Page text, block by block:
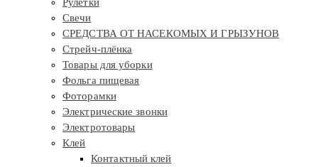
Свечи
СРЕДСТВА ОТ НАСЕКОМЫХ И ГРЫЗУНОВ
Стрейч-плёнка
Товары для уборки
Фольга пищевая
Фоторамки
Электрические звонки
Электротовары
Клей
Контактный клей